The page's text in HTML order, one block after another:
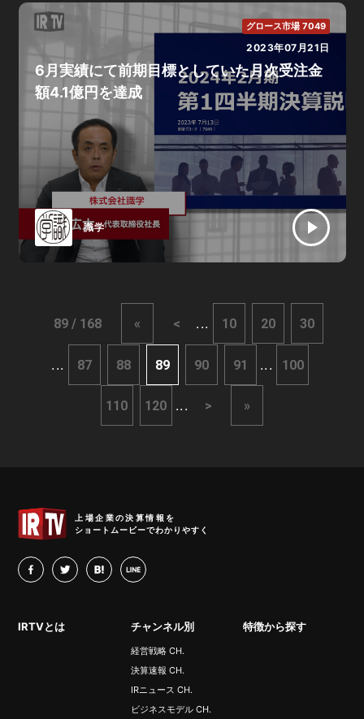
グロース市場 7049
2023年07月21日
識学
6月実績にて前期目標としていた月次受注金
額4.1億円を達成
89 / 168 « < ... 10 20 30
... 87 88 89 90 91 ... 100
110 120 ... > »
IRTV
上場企業の決算情報を
ショートムービーでわかりやすく
facebook
twitterhatenaLINE
IRTVとは チャンネル別
経営戦略 CH.
決算速報 CH.
IRニュース CH.
ビジネスモデル CH.
特徴から探す